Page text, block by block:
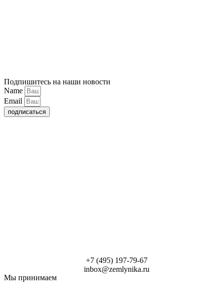
Подпишитесь на наши новости
Name
Email
подписаться
+7 (495) 197-79-67
inbox@zemlynika.ru
Мы принимаем